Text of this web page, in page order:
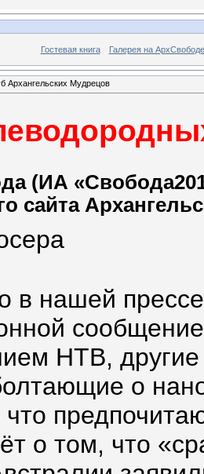
Гостевая книга Галерея на АрхСвободе
Архангельских Мудрецов
(ИА
сайта
в нашей
НТВ,
о
что
о том, что